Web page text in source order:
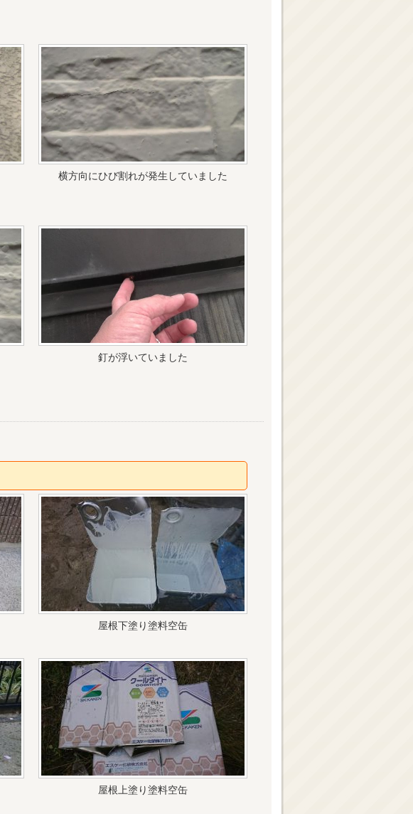
横方向にひび割れが発生していました
釘が浮いていました
屋根下塗り塗料空缶
屋根上塗り塗料空缶